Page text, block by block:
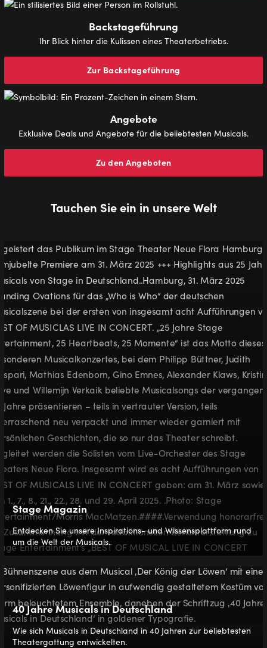
Backstageführung
Ihr Blick hinter die Kulissen eines Theaterbetriebs.
Zur Backstageführung
Angebote
Exklusive Deals und Angebote für die beliebtesten Musicals.
Zu den Angeboten
Tauchen Sie ein in unsere Welt
Stage Magazin
Entdecken Sie unsere Inspirations- und Wissensplattform rund
um die Welt der Musicals.
40 Jahre Musicals in Deutschland
Wie sich Musicals in Deutschland in 40 Jahren zur beliebtesten
Theatergattung entwickelten.